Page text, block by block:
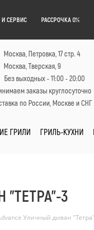
И СЕРВИС РАССРОЧКА 0%
Москва, Петровка, 17 стр. 4
Москва, Тверская, 9
Без выходных - 11:00 - 20:00
заказы круглосуточно
по России, Москве и СНГ
ГРИЛИ ГРИЛЬ-КУХНИ
"ТЕТРА"-3
Уличный диван